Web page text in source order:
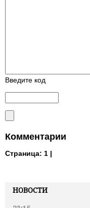
НОВОСТИ
Введите код
Комментарии
Страница: 1 |